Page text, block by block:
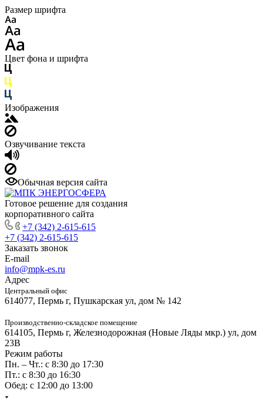
Размер шрифта
Цвет фона и шрифта
Изображения
Озвучивание текста
Обычная версия сайта
Готовое решение для создания
корпоративного сайта
+7 (342) 2-615-615
+7 (342) 2-615-615
Заказать звонок
E-mail
info@mpk-es.ru
Адрес
Центральный офис
614077, Пермь г, Пушкарская ул, дом № 142
Производственно-складское помещение
614105, Пермь г, Железнодорожная (Новые Ляды мкр.) ул, дом
23В
Режим работы
Пн. – Чт.: с 8:30 до 17:30
Пт.: с 8:30 до 16:30
Обед: с 12:00 до 13:00